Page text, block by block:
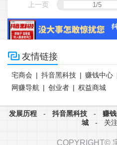
上一页
 友情链接
宅商会 | 抖音黑科技 | 赚钱中心
网赚导航 | 创业者 | 权益商城
发展历程 - 抖音黑科技 - 赚
城
- 关
COPYRIGHT©